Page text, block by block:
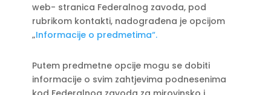
web- stranica Federalnog zavoda, pod
rubrikom kontakti, nadograđena je opcijom
„Informacije o predmetima“.
Putem predmetne opcije mogu se dobiti
informacije o svim zahtjevima podnesenima